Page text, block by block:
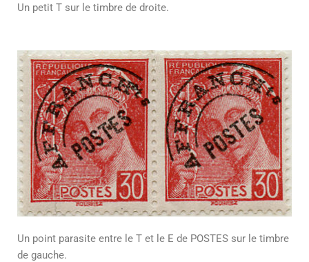
Un petit T sur le timbre de droite.
Un point parasite entre le T et le E de POSTES sur le timbre
de gauche.